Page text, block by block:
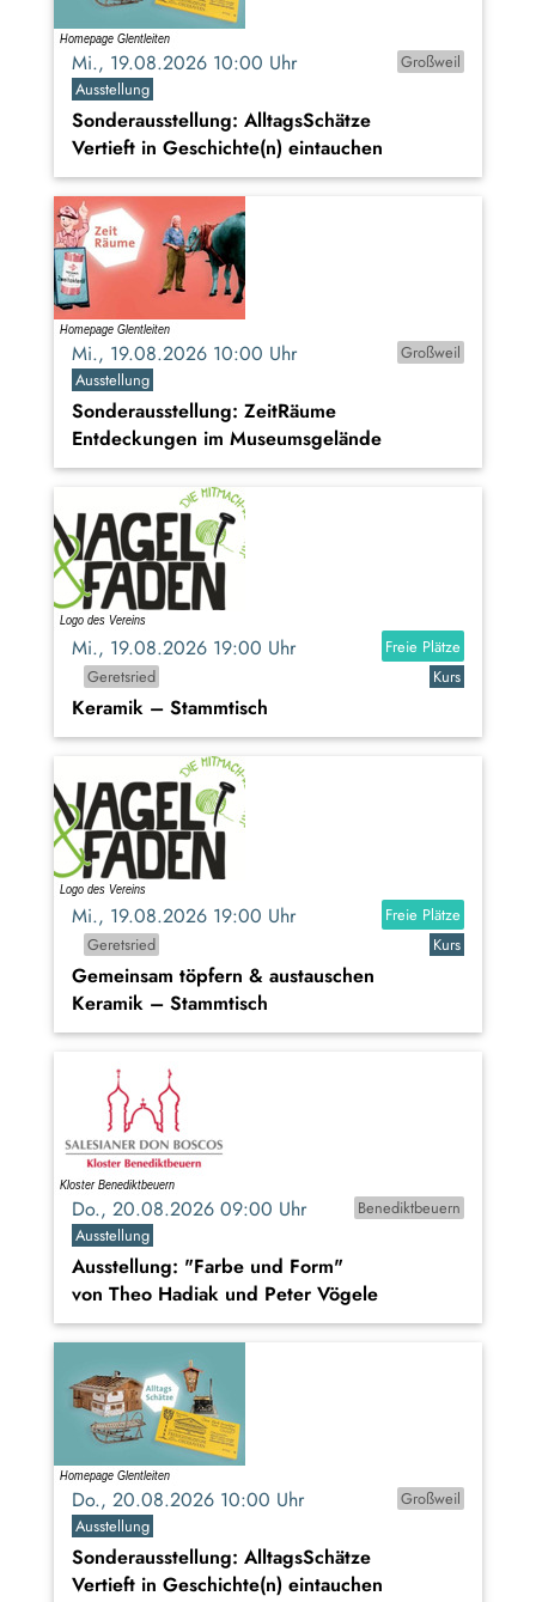
Mi., 19.08.2026 10:00 Uhr
Großweil
Ausstellung
Sonderausstellung: AlltagsSchätze
Vertieft in Geschichte(n) eintauchen
Mi., 19.08.2026 10:00 Uhr
Großweil
Ausstellung
Sonderausstellung: ZeitRäume
Entdeckungen im Museumsgelände
Mi., 19.08.2026 19:00 Uhr
Freie Plätze
Geretsried
Kurs
Keramik – Stammtisch
Mi., 19.08.2026 19:00 Uhr
Freie Plätze
Geretsried
Kurs
Gemeinsam töpfern & austauschen
Keramik – Stammtisch
Do., 20.08.2026 09:00 Uhr
Benediktbeuern
Ausstellung
Ausstellung: "Farbe und Form"
von Theo Hadiak und Peter Vögele
Do., 20.08.2026 10:00 Uhr
Großweil
Ausstellung
Sonderausstellung: AlltagsSchätze
Vertieft in Geschichte(n) eintauchen